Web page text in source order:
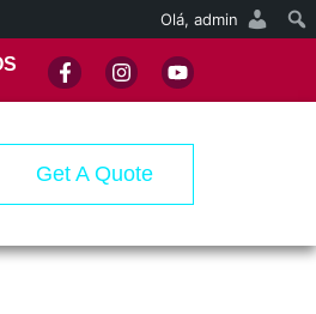
Olá, admin
Get A Quote